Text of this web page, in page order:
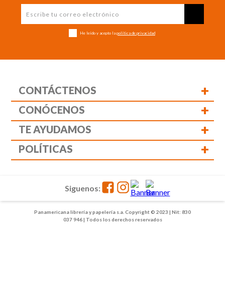
He leído y acepto la política de privacidad
CONTÁCTENOS +
CONÓCENOS +
TE AYUDAMOS +
POLÍTICAS +
Panamericana librería y papelería s.a. Copyright © 2023 | Nit: 830
037 946 | Todos los derechos reservados
Siguenos: